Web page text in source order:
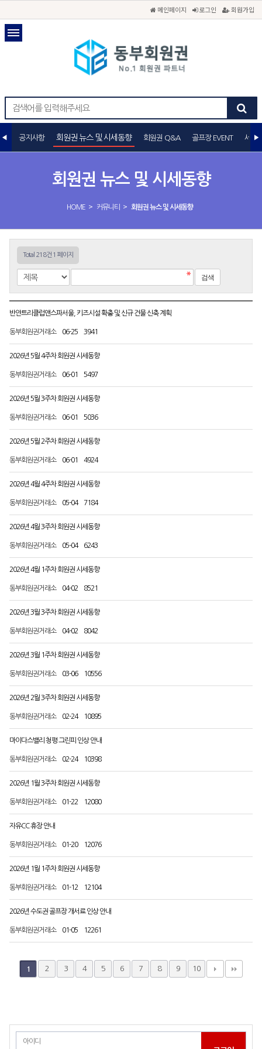
메인페이지 로그인 회원가입
회원권 뉴스 및 시세동향
HOME > 커뮤니티 > 회원권 뉴스 및 시세동향
공지사항 회원권 뉴스 및 시세동향 회원권 Q&A 골프장 EVENT 세무
Total 218건 1 페이지
반얀트리클럽앤스파서울, 키즈시설 확충 및 신규 건물 신축 계획
동부회원권거래소 06-25 3941
2026년 5월 4주차 회원권 시세동향
동부회원권거래소 06-01 5497
2026년 5월 3주차 회원권 시세동향
동부회원권거래소 06-01 5036
2026년 5월 2주차 회원권 시세동향
동부회원권거래소 06-01 4924
2026년 4월 4주차 회원권 시세동향
동부회원권거래소 05-04 7184
2026년 4월 3주차 회원권 시세동향
동부회원권거래소 05-04 6243
2026년 4월 1주차 회원권 시세동향
동부회원권거래소 04-02 8521
2026년 3월 3주차 회원권 시세동향
동부회원권거래소 04-02 8042
2026년 3월 1주차 회원권 시세동향
동부회원권거래소 03-06 10556
2026년 2월 3주차 회원권 시세동향
동부회원권거래소 02-24 10895
마이다스밸리 청평 그린피 인상 안내
동부회원권거래소 02-24 10398
2026년 1월 3주차 회원권 시세동향
동부회원권거래소 01-22 12080
자유CC 휴장 안내
동부회원권거래소 01-20 12076
2026년 1월 1주차 회원권 시세동향
동부회원권거래소 01-12 12104
2026년 수도권 골프장 개서료 인상 안내
동부회원권거래소 01-05 12261
1 2 3 4 5 6 7 8 9 10